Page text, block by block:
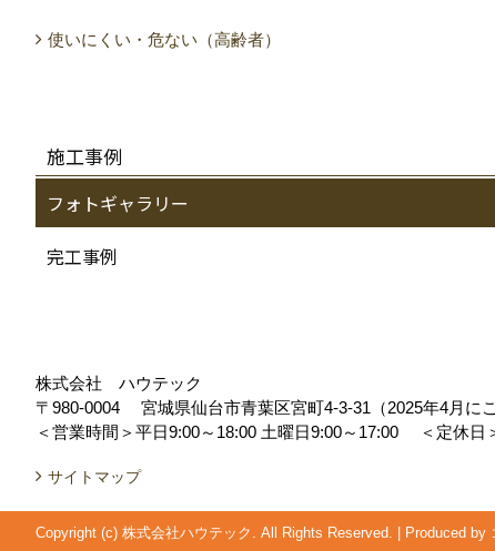
使いにくい・危ない（高齢者）
施工事例
フォトギャラリー
完工事例
株式会社 ハウテック
〒980-0004
宮城県仙台市青葉区宮町4-3-31（2025年4月
＜営業時間＞平日9:00～18:00 土曜日9:00～17:00
＜定休
サイトマップ
Copyright (c) 株式会社ハウテック. All Rights Reserved. Produced by